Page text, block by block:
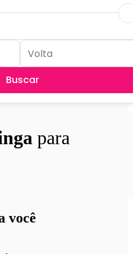
Buscar
para
você